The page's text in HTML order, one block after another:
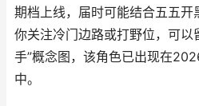
期档上线，届时可能结合五五
你关注冷门边路或打野位，可以
手”概念图，该角色已出现在
中。